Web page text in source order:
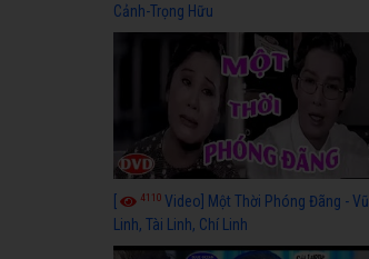
Cảnh-Trọng Hữu
4110 Video] Một Thời Phóng Đãng - Vũ
Linh, Tài Linh, Chí Linh